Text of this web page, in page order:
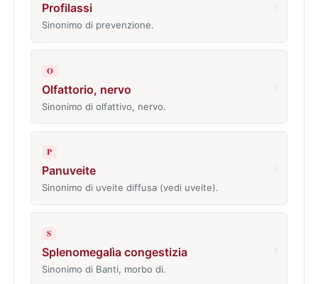
Profilassi
Sinonimo di prevenzione.
O
Olfattorio, nervo
Sinonimo di olfattivo, nervo.
P
Panuveite
Sinonimo di uveite diffusa (vedi uveite).
S
Splenomegalìa congestizia
Sinonimo di Banti, morbo di.